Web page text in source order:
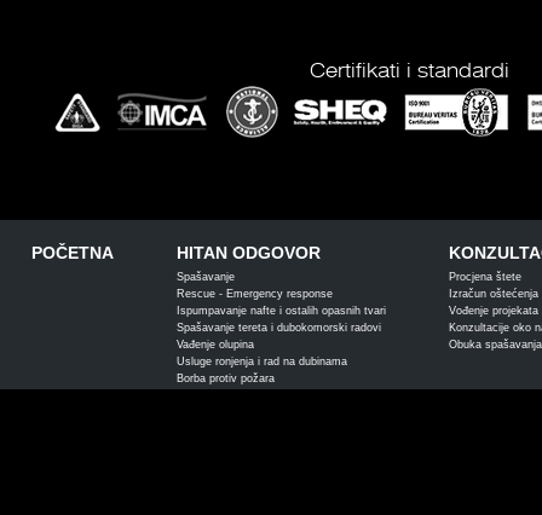
Certifikati i standardi
POČETNA HITAN ODGOVOR
Spašavanje
Rescue - Emergency response
Ispumpavanje nafte i ostalih opasnih tvari
Spašavanje tereta i dubokomorski radovi
Vađenje olupina
Usluge ronjenja i rad na dubinama
Borba protiv požara
Procjena štete
Izračun
Vođenje
Konzultacije oko
Obuka spašavanja